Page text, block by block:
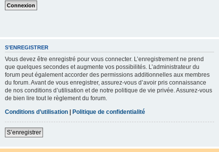
S’ENREGISTRER
Vous devez être enregistré pour vous connecter. L’enregistrement ne prend
que quelques secondes et augmente vos possibilités. L’administrateur du
forum peut également accorder des permissions additionnelles aux membres
du forum. Avant de vous enregistrer, assurez-vous d’avoir pris connaissance
de nos conditions d’utilisation et de notre politique de vie privée. Assurez-vous
de bien lire tout le règlement du forum.
Conditions d’utilisation | Politique de confidentialité
S’enregistrer